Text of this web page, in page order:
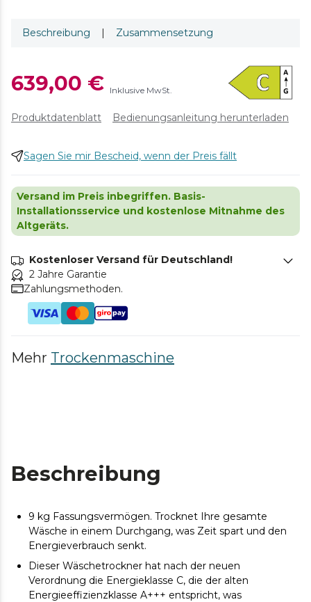
Beschreibung | Zusammensetzung
639,00 € Inklusive MwSt.
Produktdatenblatt Bedienungsanleitung herunterladen
Sagen Sie mir Bescheid, wenn der Preis fällt
Versand im Preis inbegriffen. Basis-
Installationsservice und kostenlose Mitnahme des
Altgeräts.
Kostenloser Versand für Deutschland!
2 Jahre Garantie
Zahlungsmethoden.
Mehr Trockenmaschine
Beschreibung
9 kg Fassungsvermögen. Trocknet Ihre gesamte
Wäsche in einem Durchgang, was Zeit spart und den
Energieverbrauch senkt.
Dieser Wäschetrockner hat nach der neuen
Verordnung die Energieklasse C, die der alten
Energieeffizienzklasse A+++ entspricht, was